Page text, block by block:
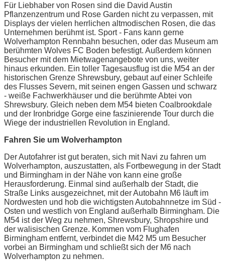
Für Liebhaber von Rosen sind die David Austin
Pflanzenzentrum und Rose Garden nicht zu verpassen, mit
Displays der vielen herrlichen altmodischen Rosen, die das
Unternehmen berühmt ist. Sport - Fans kann gerne
Wolverhampton Rennbahn besuchen, oder das Museum am
berühmten Wolves FC Boden befestigt. Außerdem können
Besucher mit dem Mietwagenangebote von uns, weiter
hinaus erkunden. Ein toller Tagesausflug ist die M54 an der
historischen Grenze Shrewsbury, gebaut auf einer Schleife
des Flusses Severn, mit seinen engen Gassen und schwarz
- weiße Fachwerkhäuser und die berühmte Abtei von
Shrewsbury. Gleich neben dem M54 bieten Coalbrookdale
und der Ironbridge Gorge eine faszinierende Tour durch die
Wiege der industriellen Revolution in England.
Fahren Sie um Wolverhampton
Der Autofahrer ist gut beraten, sich mit Navi zu fahren um
Wolverhampton, auszustatten, als Fortbewegung in der Stadt
und Birmingham in der Nähe von kann eine große
Herausforderung. Einmal sind außerhalb der Stadt, die
Straße Links ausgezeichnet, mit der Autobahn M6 läuft im
Nordwesten und hob die wichtigsten Autobahnnetze im Süd -
Osten und westlich von England außerhalb Birmingham. Die
M54 ist der Weg zu nehmen, Shrewsbury, Shropshire und
der walisischen Grenze. Kommen vom Flughafen
Birmingham entfernt, verbindet die M42 M5 um Besucher
vorbei an Birmingham und schließt sich der M6 nach
Wolverhampton zu nehmen.